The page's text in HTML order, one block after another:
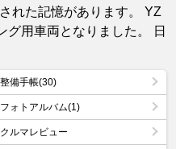
れた記憶があります。 YZ
グ用車両となりました。 日
整備手帳(30)
フォトアルバム(1)
クルマレビュー